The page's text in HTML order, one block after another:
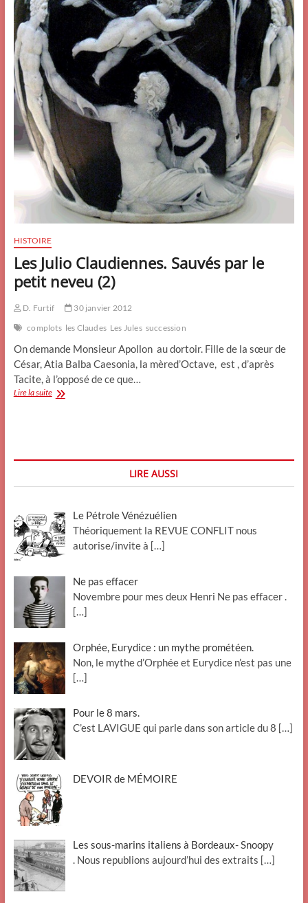
HISTOIRE
Les Julio Claudiennes. Sauvés par le
petit neveu (2)
D. Furtif
30 janvier 2012
complots les Claudes Les Jules succession
On demande Monsieur Apollon au dortoir. Fille de la sœur de
César, Atia Balba Caesonia, la mèred’Octave, est , d’après
Tacite, à l’opposé de ce que…
Lire la suiteLes
LIRE AUSSI
Le Pétrole Vénézuélien
Théoriquement la REVUE CONFLIT nous
autorise/invite à […]
Ne pas effacer
Novembre pour mes deux Henri Ne pas effacer .
[…]
Orphée, Eurydice : un mythe prométéen.
Non, le mythe d’Orphée et Eurydice n’est pas une
[…]
Pour le 8 mars.
C’est LAVIGUE qui parle dans son article du 8 […]
DEVOIR de MÉMOIRE
Les sous-marins italiens à Bordeaux- Snoopy
. Nous republions aujourd’hui des extraits […]